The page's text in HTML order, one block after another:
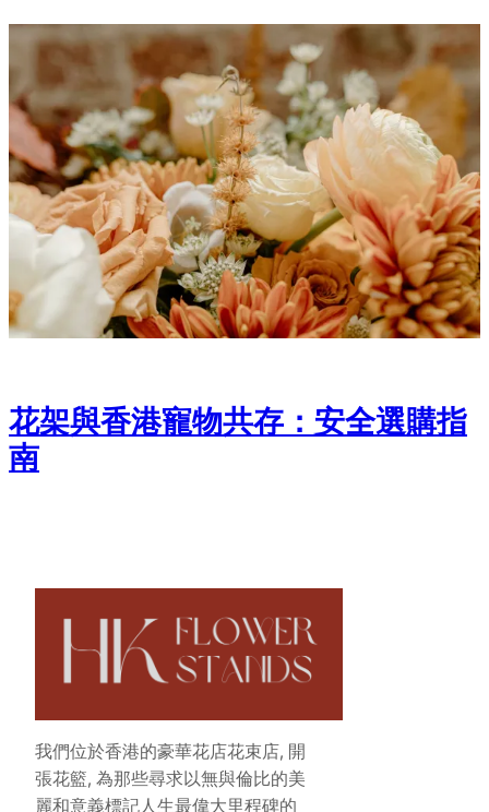
花架與香港寵物共存：安全選購指
南
我們位於香港的豪華花店花束店, 開
張花籃, 為那些尋求以無與倫比的美
麗和意義標記人生最偉大里程碑的